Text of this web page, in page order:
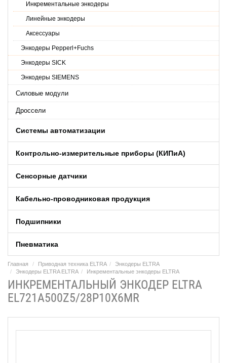
Инкрементальные энкодеры
Линейные энкодеры
Аксессуары
Энкодеры Pepperl+Fuchs
Энкодеры SICK
Энкодеры SIEMENS
Силовые модули
Дроссели
Системы автоматизации
Контрольно-измерительные приборы (КИПиA)
Сенсорные датчики
Кабельно-проводниковая продукция
Подшипники
Пневматика
Главная Приводная техника ELTRA
Энкодеры ELTRA
Энкодеры ELTRA ELTRA
Инкрементальные энкодеры ELTRA
ИНКРЕМЕНТАЛЬНЫЙ ЭНКОДЕР ELTRA
EL721A500Z5/28P10X6MR